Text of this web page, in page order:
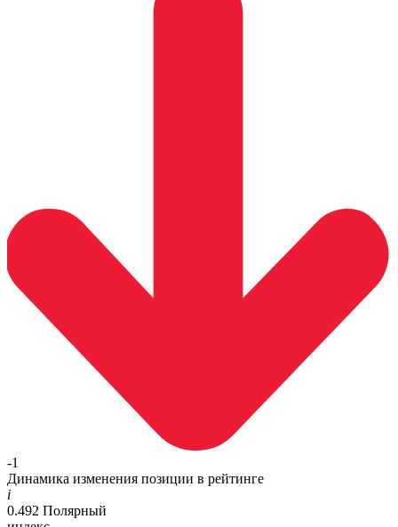
-1
Динамика изменения позиции в рейтинге
i
0.492 Полярный